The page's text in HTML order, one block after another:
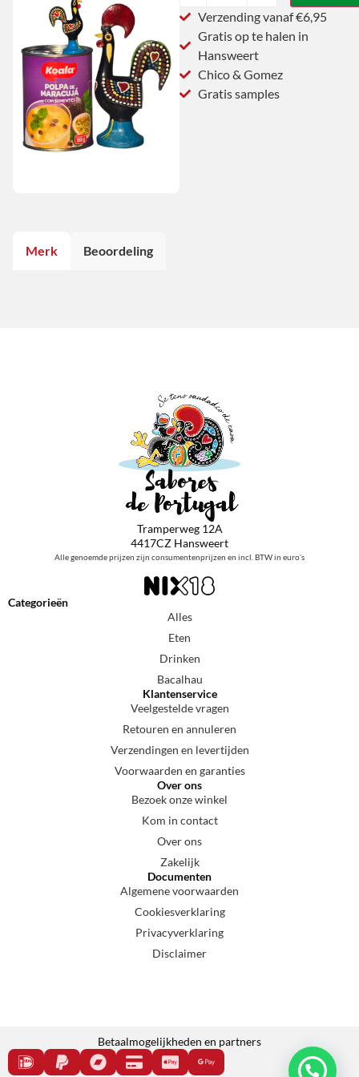
Verzending vanaf €6,95
Gratis op te halen in
Hansweert
Chico & Gomez
Gratis samples
Merk Beoordeling
Tramperweg 12A
4417CZ Hansweert
Alle genoemde prijzen zijn consumentenprijzen en incl. BTW in euro’s
Categorieën
Alles
Eten
Drinken
Bacalhau
Klantenservice
Veelgestelde vragen
Retouren en annuleren
Verzendingen en levertijden
Voorwaarden en garanties
Over ons
Bezoek onze winkel
Kom in contact
Over ons
Zakelijk
Documenten
Algemene voorwaarden
Cookiesverklaring
Privacyverklaring
Disclaimer
Betaalmogelijkheden en partners